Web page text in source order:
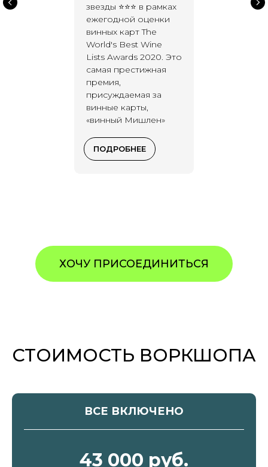
звезды ⭐⭐⭐ в рамках
ежегодной оценки
винных карт The
World's Best Wine
Lists Awards 2020. Это
самая престижная
премия,
присуждаемая за
винные карты,
«винный Мишлен»
ПОДРОБНЕЕ
ХОЧУ ПРИСОЕДИНИТЬСЯ
СТОИМОСТЬ ВОРКШОПА
ВСЕ ВКЛЮЧЕНО
43 000 руб.